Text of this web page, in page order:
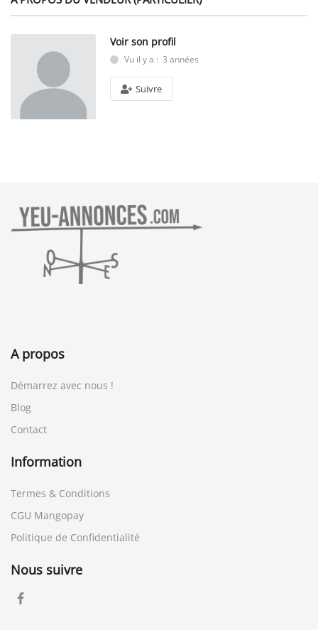
Voir son profil
Vu il y a : 3 années
Suivre
A propos
Démarrez avec nous !
Blog
Contact
Information
Termes & Conditions
CGU Mangopay
Politique de Confidentialité
Nous suivre